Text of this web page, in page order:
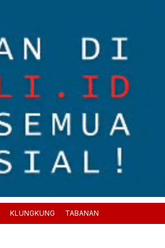
KLUNGKUNG TABANAN